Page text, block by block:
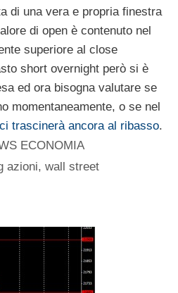
di una vera e propria finestra
di open è contenuto nel
superiore al close
short overnight però si è
ed ora bisogna valutare se
momentaneamente, o se nel
trascinerà ancora al ribasso.
ECONOMIA
azioni,wall street